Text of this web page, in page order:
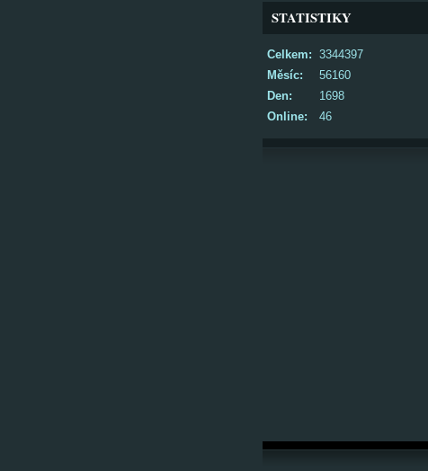
STATISTIKY
Online: 46
Celkem: 3344397
Měsíc:
56160
Den:
1698